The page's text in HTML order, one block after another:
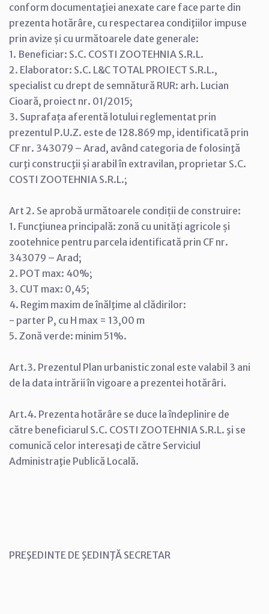
conform documentaţiei anexate care face parte din
prezenta hotărâre, cu respectarea condiţiilor impuse
prin avize și cu următoarele date generale:
1. Beneficiar: S.C. COSTI ZOOTEHNIA S.R.L.
2. Elaborator: S.C. L&C TOTAL PROIECT S.R.L.,
specialist cu drept de semnătură RUR: arh. Lucian
Cioară, proiect nr. 01/2015;
3. Suprafața aferentă lotului reglementat prin
prezentul P.U.Z. este de 128.869 mp, identificată prin
CF nr. 343079 – Arad, având categoria de folosinţă
curţi construcţii și arabil în extravilan, proprietar S.C.
COSTI ZOOTEHNIA S.R.L.;
Art 2. Se aprobă următoarele condiții de construire:
1. Funcţiunea principală: zonă cu unități agricole și
zootehnice pentru parcela identificată prin CF nr.
343079 – Arad;
2. POT max: 40%;
3. CUT max: 0,45;
4. Regim maxim de înălţime al clădirilor:
- parter P, cu H max = 13,00 m
5. Zonă verde: minim 51%.
Art.3. Prezentul Plan urbanistic zonal este valabil 3 ani
de la data intrării în vigoare a prezentei hotărâri.
Art.4. Prezenta hotărâre se duce la îndeplinire de
către beneficiarul S.C. COSTI ZOOTEHNIA S.R.L. şi se
comunică celor interesaţi de către Serviciul
Administraţie Publică Locală.
PREŞEDINTE DE ŞEDINŢĂ SECRETAR